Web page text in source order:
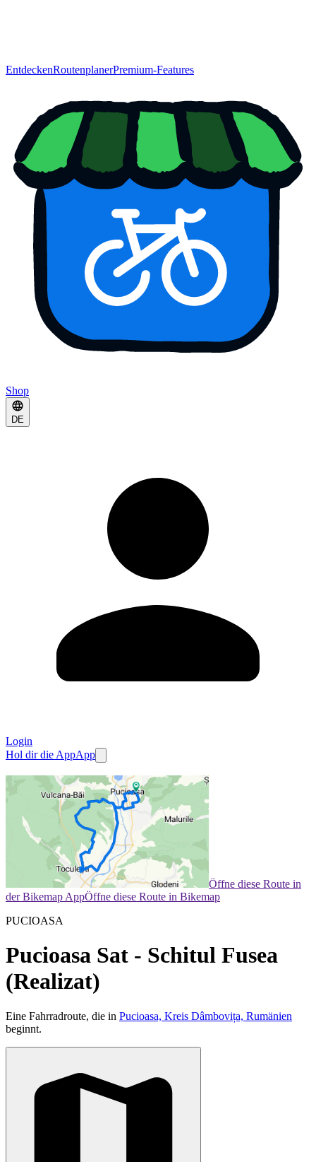
EntdeckenRoutenplanerPremium-Features
Shop
DE
Login
Hol dir die AppApp
Öffne diese Route in
der Bikemap AppÖffne diese Route in Bikemap
PUCIOASA
Pucioasa Sat - Schitul Fusea
(Realizat)
Eine Fahrradroute, die in Pucioasa, Kreis Dâmbovița, Rumänien
beginnt.